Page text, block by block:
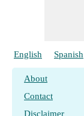
English Spanish
About
Contact
Disclaimer